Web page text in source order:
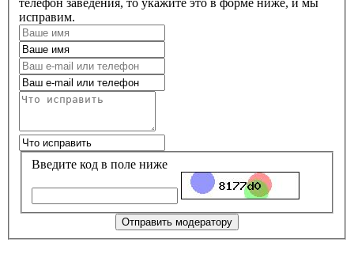
телефон заведения, то укажите это в форме ниже, и мы
исправим.
Введите код в поле ниже
Отправить модератору